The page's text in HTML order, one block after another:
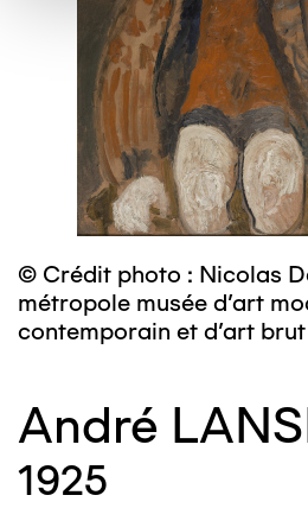
© Crédit photo : Nicolas
métropole musée d’art
contemporain et d’art brut
André
1925